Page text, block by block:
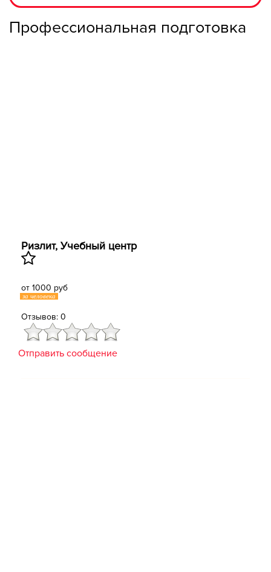
Профессиональная подготовка
Ризлит, Учебный центр
от 1000 руб
за человека
Отзывов: 0
Отправить сообщение